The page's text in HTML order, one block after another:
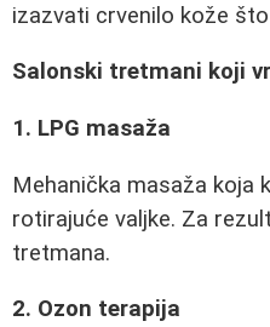
izazvati crvenilo kože
Salonski tretmani koji
1. LPG masaža
Mehanička masaža koja
rotirajuće valjke. Za
tretmana.
2. Ozon terapija